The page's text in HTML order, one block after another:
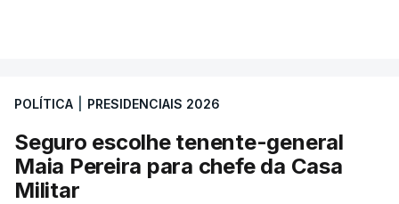
POLÍTICA PRESIDENCIAIS 2026
Seguro escolhe tenente-general
Maia Pereira para chefe da Casa
Militar